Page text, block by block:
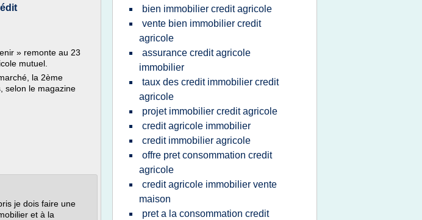
» remonte au 23
mutuel.
la 2ème
selon le magazine
je dois faire une
et à la
bien immobilier credit agricole
vente bien immobilier credit
agricole
assurance credit agricole
immobilier
taux des credit immobilier credit
agricole
projet immobilier credit agricole
credit agricole immobilier
credit immobilier agricole
offre pret consommation credit
agricole
credit agricole immobilier vente
maison
pret a la consommation credit